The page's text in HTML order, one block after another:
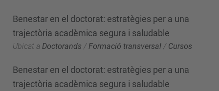
Benestar en el doctorat: estratègies per a una
trajectòria acadèmica segura i saludable
Ubicat a Doctorands / Formació transversal / Cursos
Benestar en el doctorat: estratègies per a una
trajectòria acadèmica segura i saludable